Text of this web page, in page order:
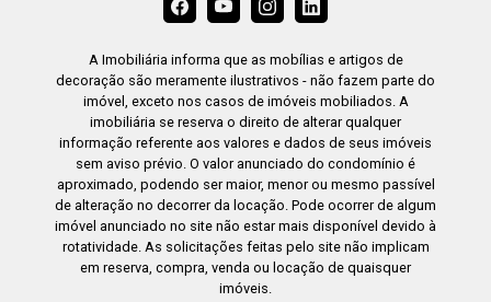
A Imobiliária informa que as mobílias e artigos de
decoração são meramente ilustrativos - não fazem parte do
imóvel, exceto nos casos de imóveis mobiliados. A
imobiliária se reserva o direito de alterar qualquer
informação referente aos valores e dados de seus imóveis
sem aviso prévio. O valor anunciado do condomínio é
aproximado, podendo ser maior, menor ou mesmo passível
de alteração no decorrer da locação. Pode ocorrer de algum
imóvel anunciado no site não estar mais disponível devido à
rotatividade. As solicitações feitas pelo site não implicam
em reserva, compra, venda ou locação de quaisquer
imóveis.